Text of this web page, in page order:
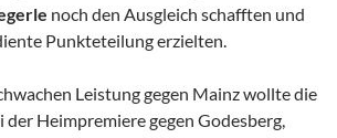
noch den Ausgleich schafften und
Punkteteilung erzielten.
Leistung gegen Mainz wollte die
Heimpremiere gegen Godesberg,